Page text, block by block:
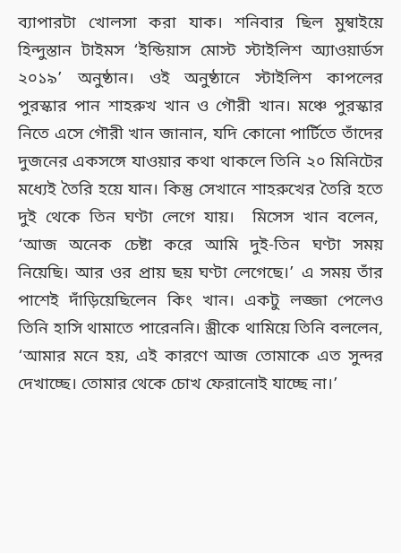
ব্যাপারটা খোলসা করা যাক। শনিবার ছিল মুম্বাইয়ে
হিন্দুস্তান টাইমস ‘ইন্ডিয়াস মোস্ট স্টাইলিশ অ্যাওয়ার্ডস
২০১৯’ অনুষ্ঠান। ওই অনুষ্ঠানে স্টাইলিশ কাপলের
পুরস্কার পান শাহরুখ খান ও গৌরী খান। মঞ্চে পুরস্কার
নিতে এসে গৌরী খান জানান, যদি কোনো পার্টিতে তাঁদের
দুজনের একসঙ্গে যাওয়ার কথা থাকলে তিনি ২০ মিনিটের
মধ্যেই তৈরি হয়ে যান। কিন্তু সেখানে শাহরুখের তৈরি হতে
দুই থেকে তিন ঘণ্টা লেগে যায়। মিসেস খান বলেন,
‘আজ অনেক চেষ্টা করে আমি দুই-তিন ঘণ্টা সময়
নিয়েছি। আর ওর প্রায় ছয় ঘণ্টা লেগেছে।’ এ সময় তাঁর
পাশেই দাঁড়িয়েছিলেন কিং খান। একটু লজ্জা পেলেও
তিনি হাসি থামাতে পারেননি। স্ত্রীকে থামিয়ে তিনি বললেন,
‘আমার মনে হয়, এই কারণে আজ তোমাকে এত সুন্দর
দেখাচ্ছে। তোমার থেকে চোখ ফেরানোই যাচ্ছে না।’